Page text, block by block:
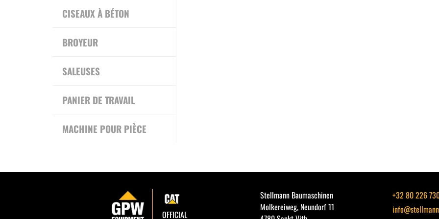
CISEAUX À BÉTON
BROYEUR
SALEUSES
PANIER DE TRAVAIL
MACHINE POUR PIÈCE
OFFICIAL
Stellmann Baumaschinen
Molkereiweg, Neundorf 11
+32 80 226